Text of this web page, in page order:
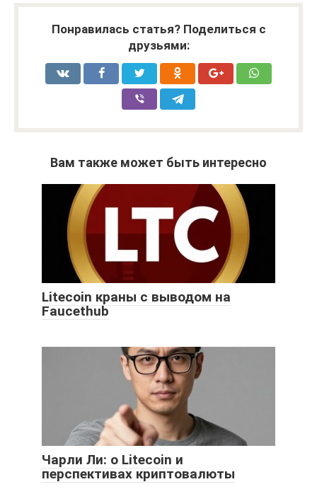
Понравилась статья? Поделиться с
друзьями:
Вам также может быть интересно
Litecoin краны с выводом на
Faucethub
Чарли Ли: о Litecoin и
перспективах криптовалюты